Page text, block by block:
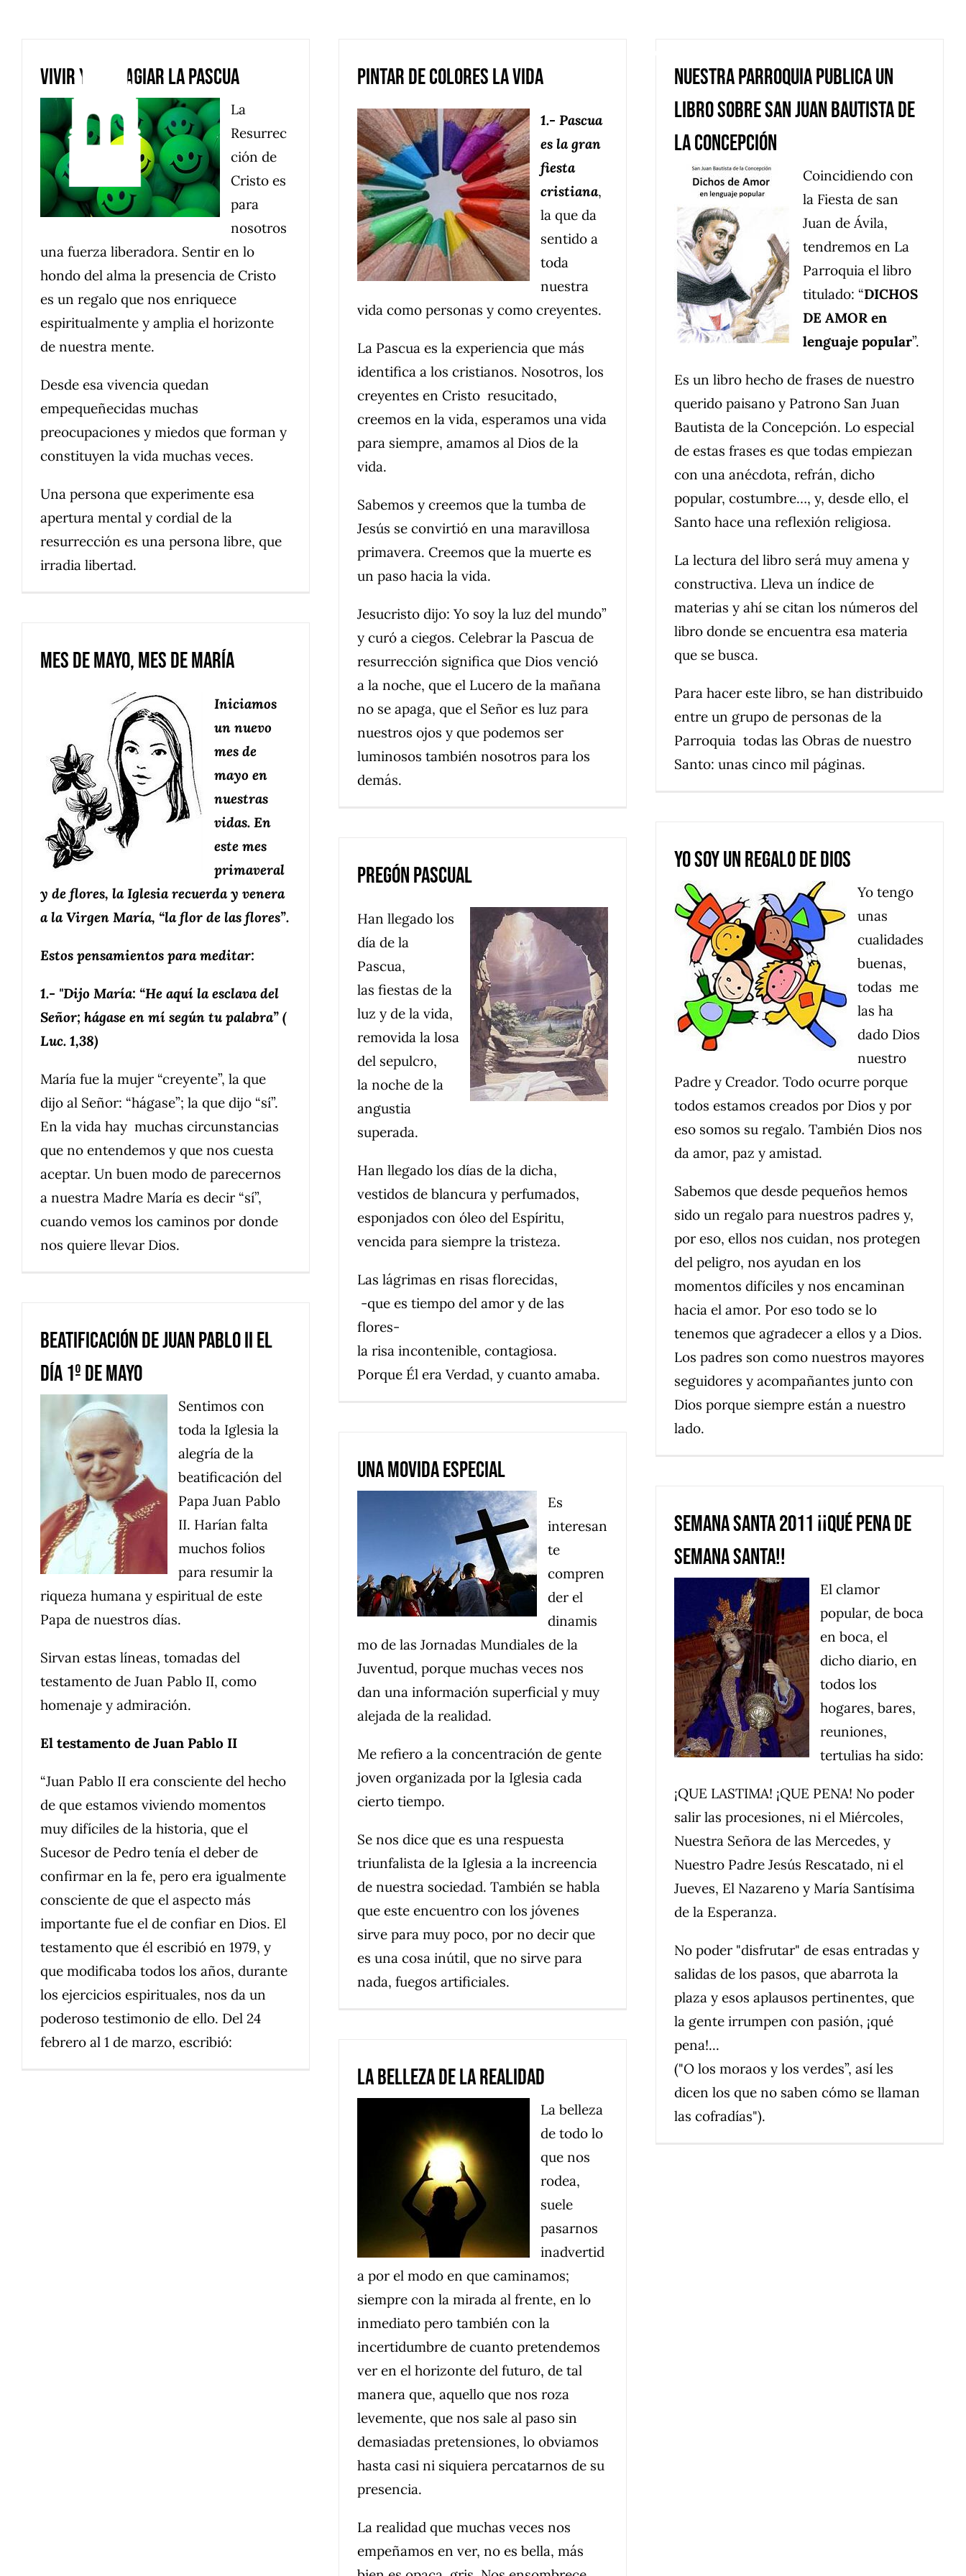
Vivir y contagiar la Pascua
La
Resurrec
ción de
Cristo es
para
nosotros
una fuerza liberadora. Sentir en lo
hondo del alma la presencia de Cristo
es un regalo que nos enriquece
espiritualmente y amplia el horizonte
de nuestra mente.
Desde esa vivencia quedan
empequeñecidas muchas
preocupaciones y miedos que forman y
constituyen la vida muchas veces.
Una persona que experimente esa
apertura mental y cordial de la
resurrección es una persona libre, que
irradia libertad.
Pintar de colores la vida
1.- Pascua
es la gran
fiesta
cristiana,
la que da
sentido a
toda
nuestra
vida como personas y como creyentes.
La Pascua es la experiencia que más
identifica a los cristianos. Nosotros, los
creyentes en Cristo resucitado,
creemos en la vida, esperamos una vida
para siempre, amamos al Dios de la
vida.
Sabemos y creemos que la tumba de
Jesús se convirtió en una maravillosa
primavera. Creemos que la muerte es
un paso hacia la vida.
Jesucristo dijo: Yo soy la luz del mundo”
y curó a ciegos. Celebrar la Pascua de
resurrección significa que Dios venció
a la noche, que el Lucero de la mañana
no se apaga, que el Señor es luz para
nuestros ojos y que podemos ser
luminosos también nosotros para los
demás.
Nuestra Parroquia publica un
libro sobre San Juan Bautista de
la Concepción
Coincidiendo con
la Fiesta de san
Juan de Ávila,
tendremos en La
Parroquia el libro
titulado: “DICHOS
DE AMOR en
lenguaje popular”.
Es un libro hecho de frases de nuestro
querido paisano y Patrono San Juan
Bautista de la Concepción. Lo especial
de estas frases es que todas empiezan
con una anécdota, refrán, dicho
popular, costumbre…, y, desde ello, el
Santo hace una reflexión religiosa.
La lectura del libro será muy amena y
constructiva. Lleva un índice de
materias y ahí se citan los números del
libro donde se encuentra esa materia
que se busca.
Para hacer este libro, se han distribuido
entre un grupo de personas de la
Parroquia todas las Obras de nuestro
Santo: unas cinco mil páginas.
Mes de Mayo, mes de María
Iniciamos
un nuevo
mes de
mayo en
nuestras
vidas. En
este mes
primaveral
y de flores, la Iglesia recuerda y venera
a la Virgen María, “la flor de las flores”.
Estos pensamientos para meditar:
1.- "Dijo María: “He aquí la esclava del
Señor; hágase en mí según tu palabra” (
Luc. 1,38)
María fue la mujer “creyente”, la que
dijo al Señor: “hágase”; la que dijo “sí”.
En la vida hay muchas circunstancias
que no entendemos y que nos cuesta
aceptar. Un buen modo de parecernos
a nuestra Madre María es decir “sí”,
cuando vemos los caminos por donde
nos quiere llevar Dios.
Yo soy un regalo de Dios
Yo tengo
unas
cualidades
buenas,
todas me
las ha
dado Dios
nuestro
Padre y Creador. Todo ocurre porque
todos estamos creados por Dios y por
eso somos su regalo. También Dios nos
da amor, paz y amistad.
Sabemos que desde pequeños hemos
sido un regalo para nuestros padres y,
por eso, ellos nos cuidan, nos protegen
del peligro, nos ayudan en los
momentos difíciles y nos encaminan
hacia el amor. Por eso todo se lo
tenemos que agradecer a ellos y a Dios.
Los padres son como nuestros mayores
seguidores y acompañantes junto con
Dios porque siempre están a nuestro
lado.
Pregón Pascual
Han llegado los
día de la
Pascua,
las fiestas de la
luz y de la vida,
removida la losa
del sepulcro,
la noche de la
angustia
superada.
Han llegado los días de la dicha,
vestidos de blancura y perfumados,
esponjados con óleo del Espíritu,
vencida para siempre la tristeza.
Las lágrimas en risas florecidas,
-que es tiempo del amor y de las
flores-
la risa incontenible, contagiosa.
Porque Él era Verdad, y cuanto amaba.
Beatificación de Juan Pablo II el
día 1º de Mayo
Sentimos con
toda la Iglesia la
alegría de la
beatificación del
Papa Juan Pablo
II. Harían falta
muchos folios
para resumir la
riqueza humana y espiritual de este
Papa de nuestros días.
Sirvan estas líneas, tomadas del
testamento de Juan Pablo II, como
homenaje y admiración.
El testamento de Juan Pablo II
“Juan Pablo II era consciente del hecho
de que estamos viviendo momentos
muy difíciles de la historia, que el
Sucesor de Pedro tenía el deber de
confirmar en la fe, pero era igualmente
consciente de que el aspecto más
importante fue el de confiar en Dios. El
testamento que él escribió en 1979, y
que modificaba todos los años, durante
los ejercicios espirituales, nos da un
poderoso testimonio de ello. Del 24
febrero al 1 de marzo, escribió:
Una movida especial
Es
interesan
te
compren
der el
dinamis
mo de las Jornadas Mundiales de la
Juventud, porque muchas veces nos
dan una información superficial y muy
alejada de la realidad.
Me refiero a la concentración de gente
joven organizada por la Iglesia cada
cierto tiempo.
Se nos dice que es una respuesta
triunfalista de la Iglesia a la increencia
de nuestra sociedad. También se habla
que este encuentro con los jóvenes
sirve para muy poco, por no decir que
es una cosa inútil, que no sirve para
nada, fuegos artificiales.
Semana Santa 2011 ¡¡Qué pena de
Semana Santa!!
El clamor
popular, de boca
en boca, el
dicho diario, en
todos los
hogares, bares,
reuniones,
tertulias ha sido:
¡QUE LASTIMA! ¡QUE PENA! No poder
salir las procesiones, ni el Miércoles,
Nuestra Señora de las Mercedes, y
Nuestro Padre Jesús Rescatado, ni el
Jueves, El Nazareno y María Santísima
de la Esperanza.
No poder "disfrutar" de esas entradas y
salidas de los pasos, que abarrota la
plaza y esos aplausos pertinentes, que
la gente irrumpen con pasión, ¡qué
pena!...
("O los moraos y los verdes”, así les
dicen los que no saben cómo se llaman
las cofradías").
La Belleza de la realidad
La belleza
de todo lo
que nos
rodea,
suele
pasarnos
inadvertid
a por el modo en que caminamos;
siempre con la mirada al frente, en lo
inmediato pero también con la
incertidumbre de cuanto pretendemos
ver en el horizonte del futuro, de tal
manera que, aquello que nos roza
levemente, que nos sale al paso sin
demasiadas pretensiones, lo obviamos
hasta casi ni siquiera percatarnos de su
presencia.
La realidad que muchas veces nos
empeñamos en ver, no es bella, más